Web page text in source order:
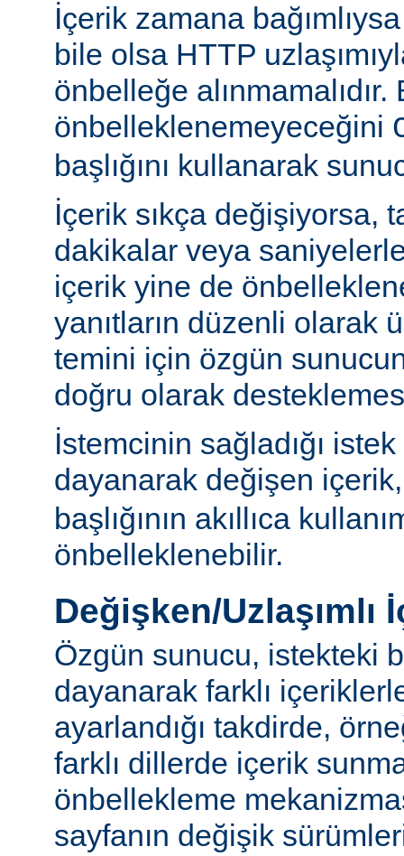
İçerik zamana
bile olsa HTTP
önbelleğe
önbelleklenemeyeceğini
başlığını kullanarak
İçerik sıkça değişiyorsa,
dakikalar veya
içerik yine de
yanıtların düzenli olarak
temini için özgün
doğru olarak
İstemcinin sağladığı istek
dayanarak değişen
başlığının akıllıca
önbelleklenebilir.
Değişken/Uzlaşımlı
Özgün sunucu, istekteki
dayanarak farklı
ayarlandığı takdirde,
farklı dillerde içerik
önbellekleme
sayfanın değişik